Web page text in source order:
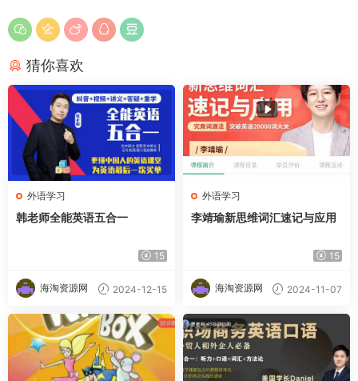
猜你喜欢
外语学习
韩老师全能英语五合一
15
海淘资源网 2024-12-15
外语学习
李靖瑜新思维词汇速记与应用
15
海淘资源网 2024-11-07